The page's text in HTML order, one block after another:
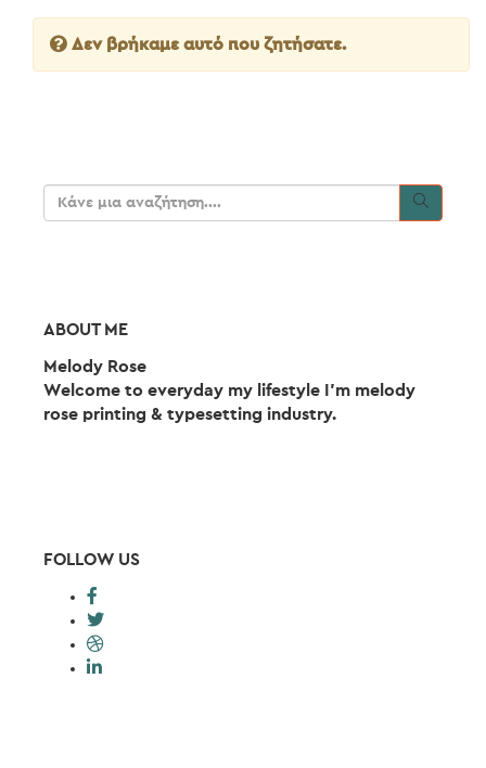
Δεν βρήκαμε αυτό που ζητήσατε.
ABOUT ME
Melody Rose
Welcome to everyday my lifestyle I'm melody
rose printing & typesetting industry.
FOLLOW US